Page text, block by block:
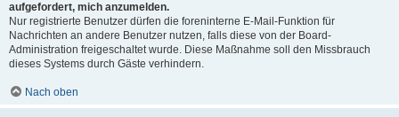
aufgefordert, mich anzumelden.
Nur registrierte Benutzer dürfen die foreninterne E-Mail-Funktion für
Nachrichten an andere Benutzer nutzen, falls diese von der Board-
Administration freigeschaltet wurde. Diese Maßnahme soll den Missbrauch
dieses Systems durch Gäste verhindern.
Nach oben